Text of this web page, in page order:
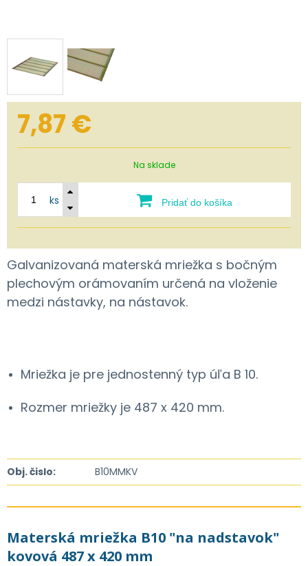
7,87€
Na sklade
ks Pridať do košíka
Galvanizovaná materská mriežka s bočným
plechovým orámovaním určená na vloženie
medzi nástavky, na nástavok.
Mriežka je pre jednostenný typ úľa B 10.
Rozmer mriežky je 487 x 420 mm.
Obj. čislo: B10MMKV
Materská mriežka B10 "na nadstavok"
kovová 487 x 420 mm